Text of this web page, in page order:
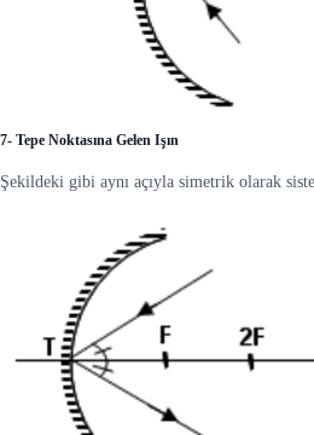
7- Tepe Noktasına Gelen Işın
Şekildeki gibi aynı açıyla simetrik olarak